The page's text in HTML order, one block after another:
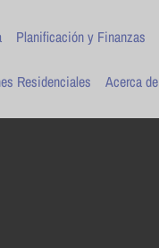
Planificación y Finanzas
Residenciales Acerca de